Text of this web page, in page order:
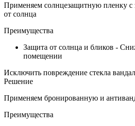
Применяем солнцезащитную пленку с
от солнца
Преимущества
Защита от солнца и бликов -
помещении
Исключить повреждение стекла
Решение
Применяем бронированную и
Преимущества